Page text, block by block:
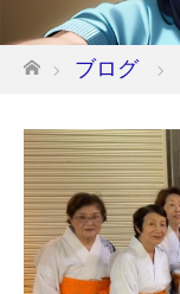
ホームブログ